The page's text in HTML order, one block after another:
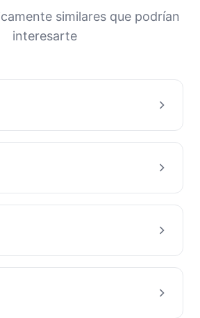
similares que podrían
interesarte